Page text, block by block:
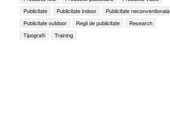
Publicitate
Publicitate indoor
Publicitate neconventionala
Publicitate outdoor
Regii de publicitate
Research
Tipografii
Training